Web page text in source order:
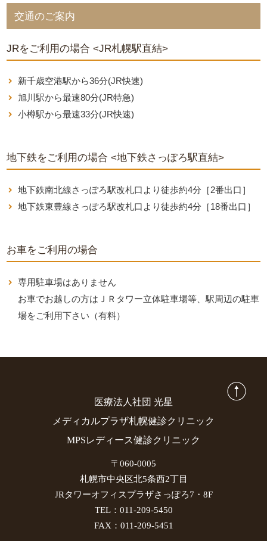
交通のご案内
JRをご利用の場合 <JR札幌駅直結>
新千歳空港駅から36分(JR快速)
旭川駅から最速80分(JR特急)
小樽駅から最速33分(JR快速)
地下鉄をご利用の場合 <地下鉄さっぽろ駅直結>
地下鉄南北線さっぽろ駅改札口より徒歩約4分［2番出口］
地下鉄東豊線さっぽろ駅改札口より徒歩約4分［18番出口］
お車をご利用の場合
専用駐車場はありません
お車でお越しの方はＪＲタワー立体駐車場等、駅周辺の駐車
場をご利用下さい（有料）
医療法人社団 光星
メディカルプラザ札幌健診クリニック
MPSレディース健診クリニック
〒060-0005
札幌市中央区北5条西2丁目
JRタワーオフィスプラザさっぽろ7・8F
TEL：011-209-5450
FAX：011-209-5451